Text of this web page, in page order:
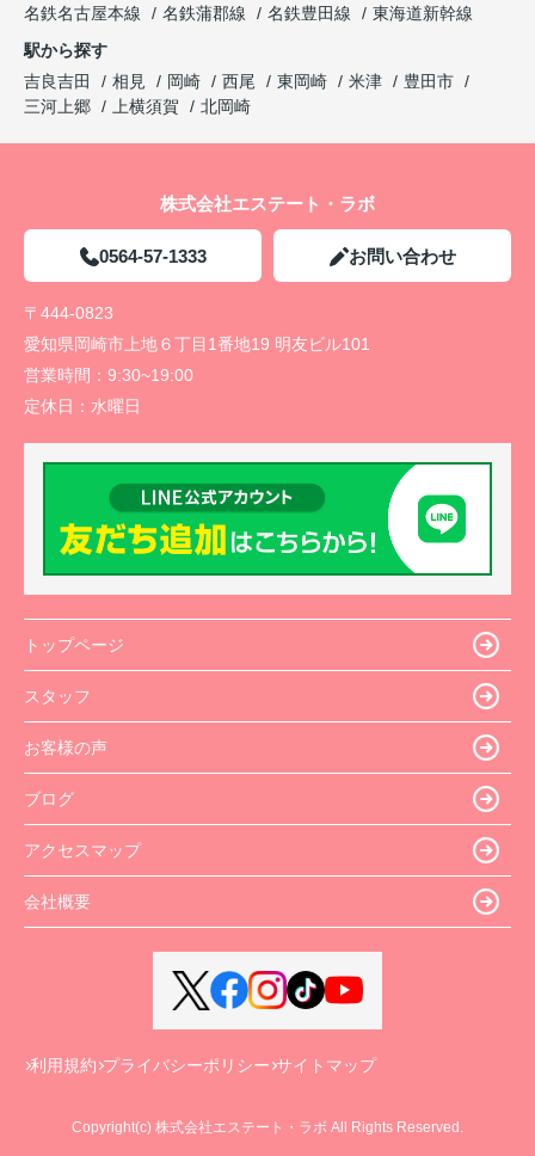
名鉄名古屋本線
名鉄蒲郡線 名鉄豊田線
東海道新幹線
駅から探す
吉良吉田
相見 岡崎 西尾 東岡崎 米津
豊田市
三河上郷
上横須賀 北岡崎
株式会社エステート・ラボ
0564-57-1333 お問い合わせ
〒444-0823
愛知県岡崎市上地６丁目1番地19 明友ビル101
営業時間： 9:30~19:00
定休日： 水曜日
トップページ
スタッフ
お客様の声
ブログ
アクセスマップ
会社概要
利用規約 プライバシーポリシー サイトマップ
Copyright(c) 株式会社エステート・ラボ All Rights Reserved.